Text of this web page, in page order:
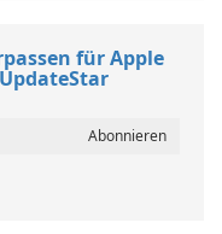
für Apple